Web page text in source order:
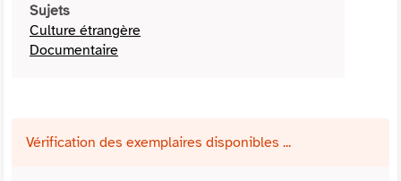
Sujets
Culture étrangère
Documentaire
Vérification des exemplaires disponibles ...